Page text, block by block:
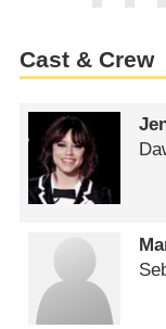
Cast & Crew